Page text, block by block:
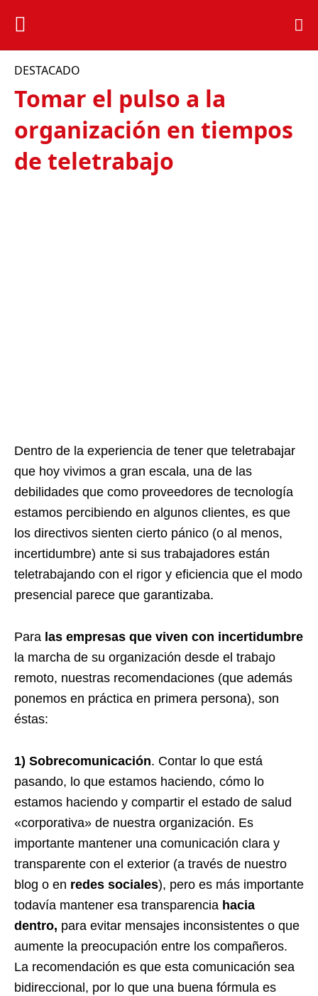
DESTACADO
Tomar el pulso a la
organización en tiempos
de teletrabajo
Dentro de la experiencia de tener que teletrabajar
que hoy vivimos a gran escala, una de las
debilidades que como proveedores de tecnología
estamos percibiendo en algunos clientes, es que
los directivos sienten cierto pánico (o al menos,
incertidumbre) ante si sus trabajadores están
teletrabajando con el rigor y eficiencia que el modo
presencial parece que garantizaba.
Para las empresas que viven con incertidumbre
la marcha de su organización desde el trabajo
remoto, nuestras recomendaciones (que además
ponemos en práctica en primera persona), son
éstas:
1) Sobrecomunicación. Contar lo que está
pasando, lo que estamos haciendo, cómo lo
estamos haciendo y compartir el estado de salud
«corporativa» de nuestra organización. Es
importante mantener una comunicación clara y
transparente con el exterior (a través de nuestro
blog o en redes sociales), pero es más importante
todavía mantener esa transparencia hacia
dentro, para evitar mensajes inconsistentes o que
aumente la preocupación entre los compañeros.
La recomendación es que esta comunicación sea
bidireccional, por lo que una buena fórmula es